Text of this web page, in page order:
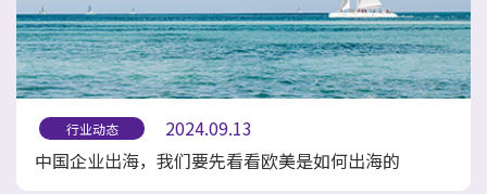
行业动态
2024.09.13
中国企业出海，我们要先看看欧美是如何出海的